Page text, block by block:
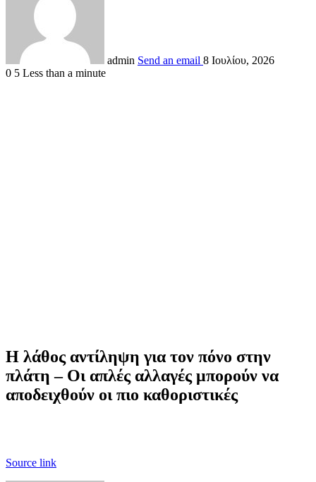
admin Send an email 8 Ιουλίου, 2026
0 5 Less than a minute
Η λάθος αντίληψη για τον πόνο στην
πλάτη – Οι απλές αλλαγές μπορούν να
αποδειχθούν οι πιο καθοριστικές
Source link